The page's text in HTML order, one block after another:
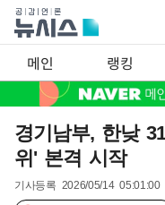
메인 랭킹
경기남부, 한낮
위' 본격 시작
기사등록 2026/05/14 05:01:00